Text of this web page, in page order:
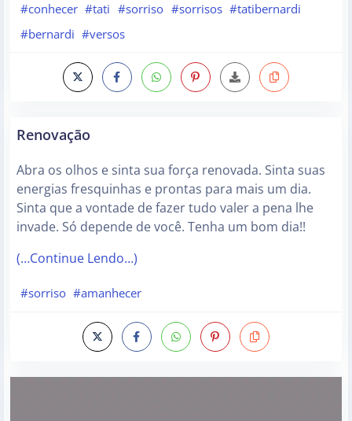
#conhecer #tati #sorriso #sorrisos #tatibernardi
#bernardi #versos
Renovação
Abra os olhos e sinta sua força renovada. Sinta suas
energias fresquinhas e prontas para mais um dia.
Sinta que a vontade de fazer tudo valer a pena lhe
invade. Só depende de você. Tenha um bom dia!!
(…Continue Lendo…)
#sorriso #amanhecer